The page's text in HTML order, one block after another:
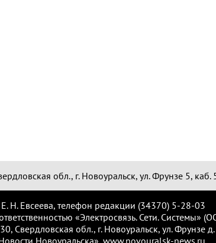
обл., г. Новоуральск, ул. Фрунзе 5, каб.
Н. Евсеева, телефон редакции (34370) 5-28-03
«Электросвязь. Сети. Системы»
Свердловская обл., г. Новоуральск, ул. Фрунзе